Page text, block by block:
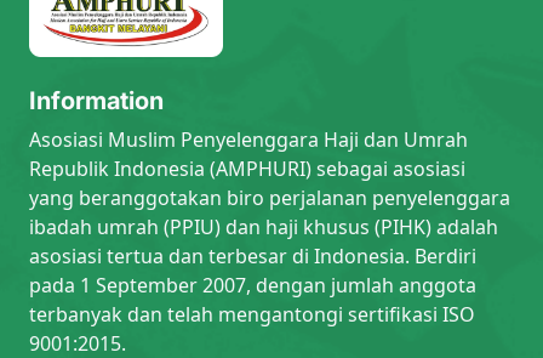
Information
Asosiasi Muslim Penyelenggara Haji dan Umrah
Republik Indonesia (AMPHURI) sebagai asosiasi
yang beranggotakan biro perjalanan penyelenggara
ibadah umrah (PPIU) dan haji khusus (PIHK) adalah
asosiasi tertua dan terbesar di Indonesia. Berdiri
pada 1 September 2007, dengan jumlah anggota
terbanyak dan telah mengantongi sertifikasi ISO
9001:2015.